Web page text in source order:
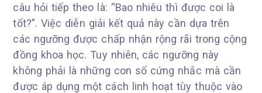
câu hỏi tiếp theo là: “Bao nhiêu thì được coi là
tốt?”. Việc diễn giải kết quả này cần dựa trên
các ngưỡng được chấp nhận rộng rãi trong cộng
đồng khoa học. Tuy nhiên, các ngưỡng này
không phải là những con số cứng nhắc mà cần
được áp dụng một cách linh hoạt tùy thuộc vào